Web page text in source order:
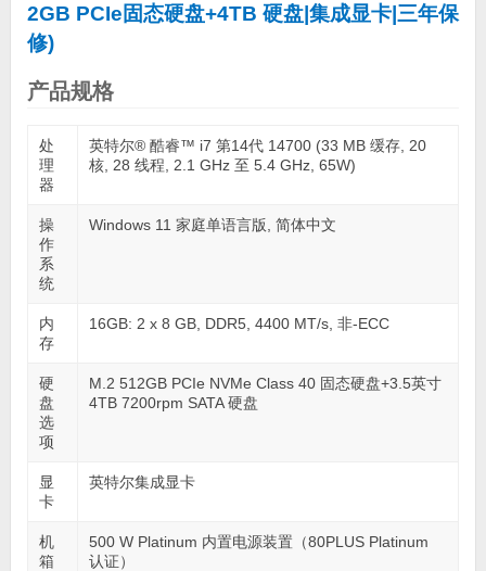
2GB PCIe固态硬盘+4TB 硬盘|集成显卡|三年保
修)
产品规格
处
理
器
英特尔® 酷睿™ i7 第14代 14700 (33 MB 缓存, 20
核, 28 线程, 2.1 GHz 至 5.4 GHz, 65W)
操
作
系
统
Windows 11 家庭单语言版, 简体中文
内
存
16GB: 2 x 8 GB, DDR5, 4400 MT/s, 非-ECC
硬
盘
选
项
M.2 512GB PCIe NVMe Class 40 固态硬盘+3.5英寸
4TB 7200rpm SATA 硬盘
显
卡
英特尔集成显卡
机
箱
500 W Platinum 内置电源装置（80PLUS Platinum
认证）